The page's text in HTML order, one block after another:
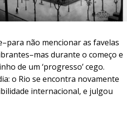
não mencionar as favelas
durante o começo e
de um ‘progresso’ cego.
o Rio se encontra novamente
internacional, e julgou